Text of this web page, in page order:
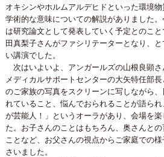
オキシンやホルムアルデヒドといった環境
学術的な意味についての解説がありました
は研究論文として発表していく予定とのこ
田真梨子さんがファシリテーターとなり、
い講演でした。
次はいよいよ、アンガールズの山根良顕さ
メディカルサポートセンターの大矢特任部
のご家族の写真をスクリーンに写しながら
れていること、悩んでおられることが語ら
が芸能人！」というオーラがあり、会場を
た。お子さんのことはもちろん、奥さんと
ことなど、お父さんの視点からご家庭での
さいました。